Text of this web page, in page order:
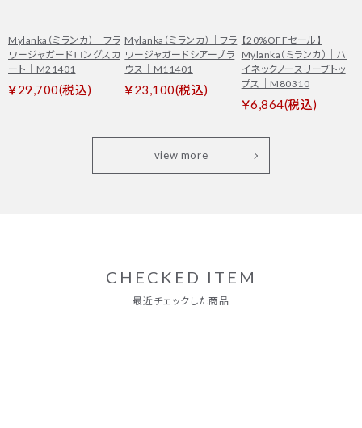
Mylanka（ミランカ）｜フラ
ワージャガードロングスカ
ート｜M21401
￥29,700(税込)
Mylanka（ミランカ）｜フラ
ワージャガードシアーブラ
ウス｜M11401
￥23,100(税込)
【20%OFFセール】
Mylanka（ミランカ）｜ハ
イネックノースリーブトッ
プス｜M80310
￥6,864(税込)
view more
CHECKED ITEM